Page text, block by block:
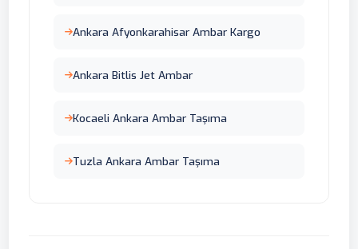
Ankara Afyonkarahisar Ambar Kargo
Ankara Bitlis Jet Ambar
Kocaeli Ankara Ambar Taşıma
Tuzla Ankara Ambar Taşıma